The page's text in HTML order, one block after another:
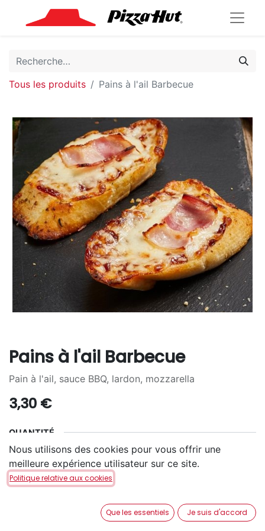
Tous les produits Pains à l'ail Barbecue
Pains à l'ail Barbecue
Pain à l'ail, sauce BBQ, lardon, mozzarella
3,30 €
QUANTITÉ
2 4 + 2,10€ 6 + 4,70€
Nous utilisons des cookies pour vous offrir une
meilleure expérience utilisateur sur ce site.
Politique relative aux cookies
Que les essentiels Je suis d'accord